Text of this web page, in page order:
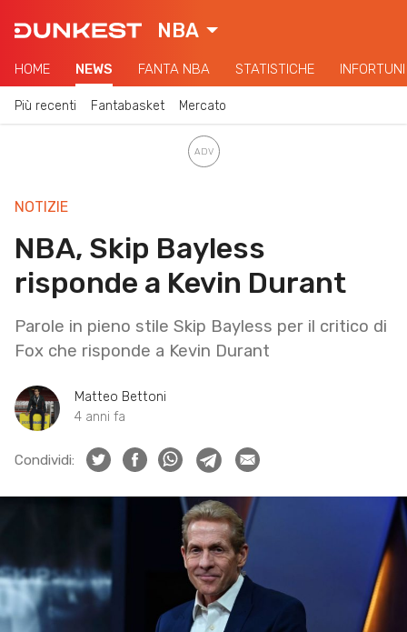
NBA
HOME NEWS FANTA NBA STATISTICHE INFORTUNI
Più recenti Fantabasket Mercato
NOTIZIE
NBA, Skip Bayless
risponde a Kevin Durant
Parole in pieno stile Skip Bayless per il critico di
Fox che risponde a Kevin Durant
Matteo Bettoni
4 anni fa
Condividi: